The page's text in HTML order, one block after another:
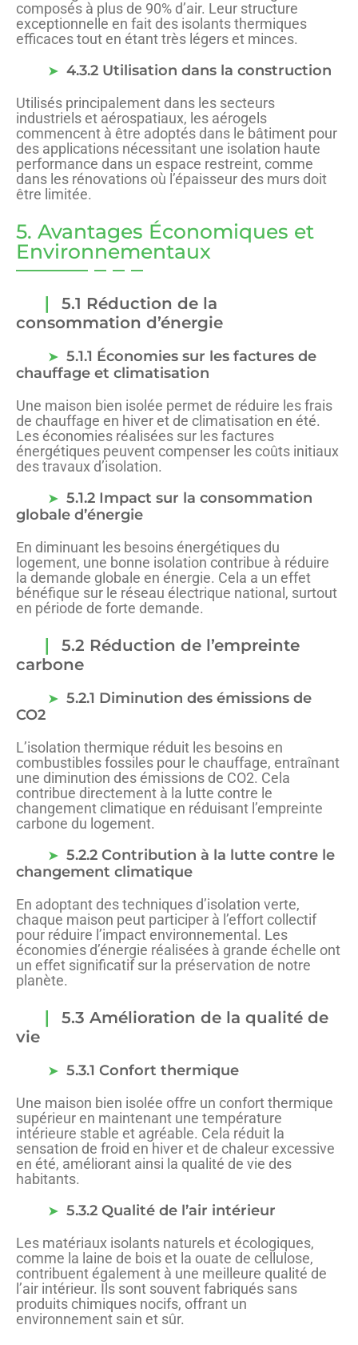
composés à plus de 90% d’air. Leur structure
exceptionnelle en fait des isolants thermiques
efficaces tout en étant très légers et minces.
4.3.2 Utilisation dans la construction
Utilisés principalement dans les secteurs
industriels et aérospatiaux, les aérogels
commencent à être adoptés dans le bâtiment pour
des applications nécessitant une isolation haute
performance dans un espace restreint, comme
dans les rénovations où l’épaisseur des murs doit
être limitée.
5. Avantages Économiques et
Environnementaux
5.1 Réduction de la
consommation d’énergie
5.1.1 Économies sur les factures de
chauffage et climatisation
Une maison bien isolée permet de réduire les frais
de chauffage en hiver et de climatisation en été.
Les économies réalisées sur les factures
énergétiques peuvent compenser les coûts initiaux
des travaux d’isolation.
5.1.2 Impact sur la consommation
globale d’énergie
En diminuant les besoins énergétiques du
logement, une bonne isolation contribue à réduire
la demande globale en énergie. Cela a un effet
bénéfique sur le réseau électrique national, surtout
en période de forte demande.
5.2 Réduction de l’empreinte
carbone
5.2.1 Diminution des émissions de
CO2
L’isolation thermique réduit les besoins en
combustibles fossiles pour le chauffage, entraînant
une diminution des émissions de CO2. Cela
contribue directement à la lutte contre le
changement climatique en réduisant l’empreinte
carbone du logement.
5.2.2 Contribution à la lutte contre le
changement climatique
En adoptant des techniques d’isolation verte,
chaque maison peut participer à l’effort collectif
pour réduire l’impact environnemental. Les
économies d’énergie réalisées à grande échelle ont
un effet significatif sur la préservation de notre
planète.
5.3 Amélioration de la qualité de
vie
5.3.1 Confort thermique
Une maison bien isolée offre un confort thermique
supérieur en maintenant une température
intérieure stable et agréable. Cela réduit la
sensation de froid en hiver et de chaleur excessive
en été, améliorant ainsi la qualité de vie des
habitants.
5.3.2 Qualité de l’air intérieur
Les matériaux isolants naturels et écologiques,
comme la laine de bois et la ouate de cellulose,
contribuent également à une meilleure qualité de
l’air intérieur. Ils sont souvent fabriqués sans
produits chimiques nocifs, offrant un
environnement sain et sûr.